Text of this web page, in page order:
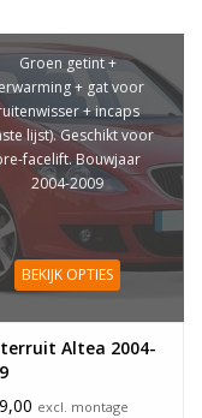
Groen getint +
+ gat voor
+ incaps
lijst). Geschikt voor
facelift. Bouwjaar
2004-2009
BEKIJK OPTIES
Altea 2004-
excl. montage